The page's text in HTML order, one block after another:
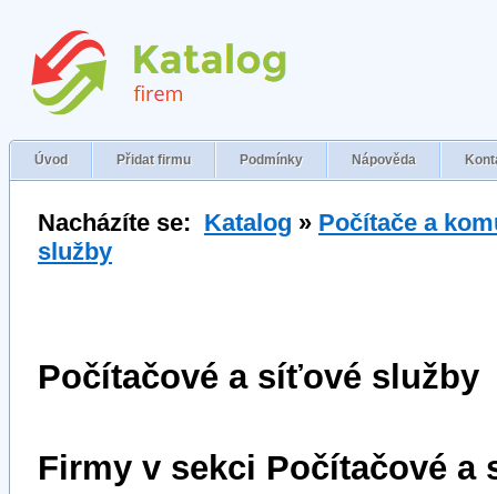
Úvod Přidat firmu Podmínky Nápověda
Nacházíte se: Katalog » Počítače a
služby
Počítačové a síťové služby
Firmy v sekci Počítačové a